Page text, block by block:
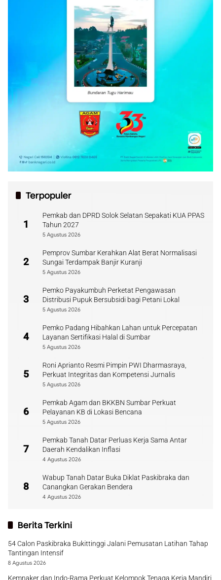
Terpopuler
1
Pemkab dan DPRD Solok Selatan Sepakati KUA PPAS
Tahun 2027
5 Agustus 2026
2
Pemprov Sumbar Kerahkan Alat Berat Normalisasi
Sungai Terdampak Banjir Kuranji
5 Agustus 2026
3
Pemko Payakumbuh Perketat Pengawasan
Distribusi Pupuk Bersubsidi bagi Petani Lokal
5 Agustus 2026
4
Pemko Padang Hibahkan Lahan untuk Percepatan
Layanan Sertifikasi Halal di Sumbar
5 Agustus 2026
5
Roni Aprianto Resmi Pimpin PWI Dharmasraya,
Perkuat Integritas dan Kompetensi Jurnalis
5 Agustus 2026
6
Pemkab Agam dan BKKBN Sumbar Perkuat
Pelayanan KB di Lokasi Bencana
5 Agustus 2026
7
Pemkab Tanah Datar Perluas Kerja Sama Antar
Daerah Kendalikan Inflasi
4 Agustus 2026
8
Wabup Tanah Datar Buka Diklat Paskibraka dan
Canangkan Gerakan Bendera
4 Agustus 2026
Berita Terkini
54 Calon Paskibraka Bukittinggi Jalani Pemusatan Latihan Tahap
Tantingan Intensif
8 Agustus 2026
Kemnaker dan Indo-Rama Perkuat Kelompok Tenaga Kerja Mandiri